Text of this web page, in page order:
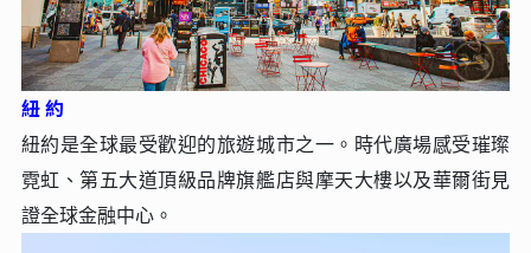
紐 約
紐約是全球最受歡迎的旅遊城市之⼀。時代廣場感受璀璨
霓虹、第五⼤道頂級品牌旗艦店與摩天⼤樓以及華爾街⾒
證全球⾦融中⼼。